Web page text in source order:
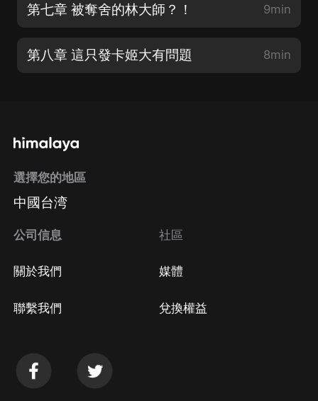
第七章 被奪舍的林大師？！ 9min
第八章 這只發卡姬大有問題 8min
選擇您的地區
中國台湾
公司信息
關於我們
聯繫我們
社區
媒體
兌換權益